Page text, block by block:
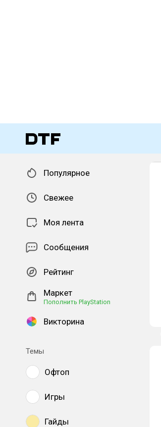
Популярное
Свежее
Моя лента
Сообщения
Рейтинг
Маркет
Пополнить PlayStation
Викторина
Темы
Офтоп
Игры
Гайды